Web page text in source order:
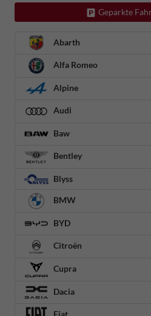
Geparkte
Abarth
Alfa Romeo
Alpine
Audi
Baw
Bentley
Blyss
BMW
BYD
Citroën
Cupra
Dacia